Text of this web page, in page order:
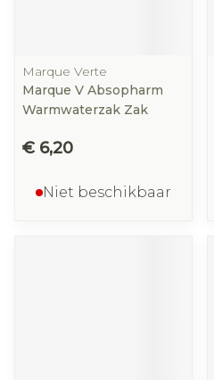
Marque Verte
Marque V Absopharm
Warmwaterzak Zak
€ 6,20
Niet beschikbaar